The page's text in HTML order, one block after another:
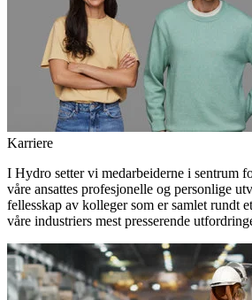
Karriere
I Hydro setter vi medarbeiderne i sentrum
våre ansattes profesjonelle og personlige
fellesskap av kolleger som er samlet rundt
våre industriers mest presserende